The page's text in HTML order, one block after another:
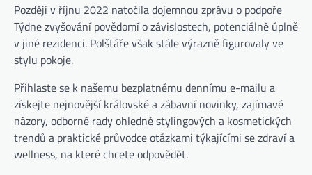
Později v říjnu 2022 natočila dojemnou zprávu o podpoře
Týdne zvyšování povědomí o závislostech, potenciálně úplně
v jiné rezidenci. Polštáře však stále výrazně figurovaly ve
stylu pokoje.
Přihlaste se k našemu bezplatnému dennímu e-mailu a
získejte nejnovější královské a zábavní novinky, zajímavé
názory, odborné rady ohledně stylingových a kosmetických
trendů a praktické průvodce otázkami týkajícími se zdraví a
wellness, na které chcete odpovědět.